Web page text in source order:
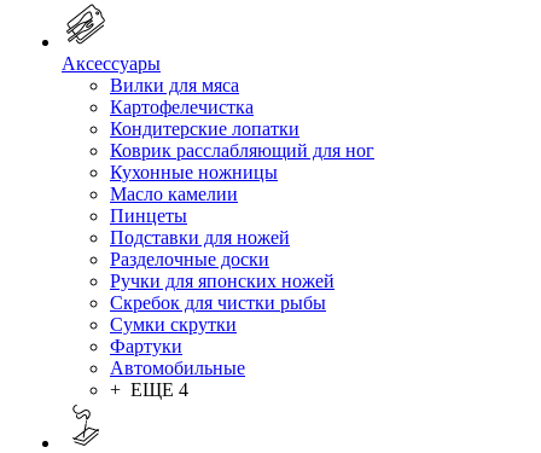
Аксессуары
Вилки для мяса
Картофелечистка
Кондитерские лопатки
Коврик расслабляющий для ног
Кухонные ножницы
Масло камелии
Пинцеты
Подставки для ножей
Разделочные доски
Ручки для японских ножей
Скребок для чистки рыбы
Сумки скрутки
Фартуки
Автомобильные
+ ЕЩЕ 4